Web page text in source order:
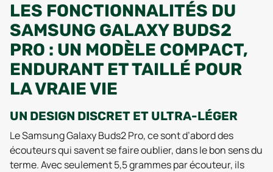
LES FONCTIONNALITÉS DU
SAMSUNG GALAXY BUDS2
PRO : UN MODÈLE COMPACT,
ENDURANT ET TAILLÉ POUR
LA VRAIE VIE
UN DESIGN DISCRET ET ULTRA-LÉGER
Le Samsung Galaxy Buds2 Pro, ce sont d’abord des
écouteurs qui savent se faire oublier, dans le bon sens du
terme. Avec seulement 5,5 grammes par écouteur, ils